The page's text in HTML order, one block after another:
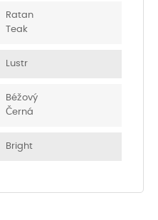
Ratan
Teak
Lustr
Béžový
Černá
Bright